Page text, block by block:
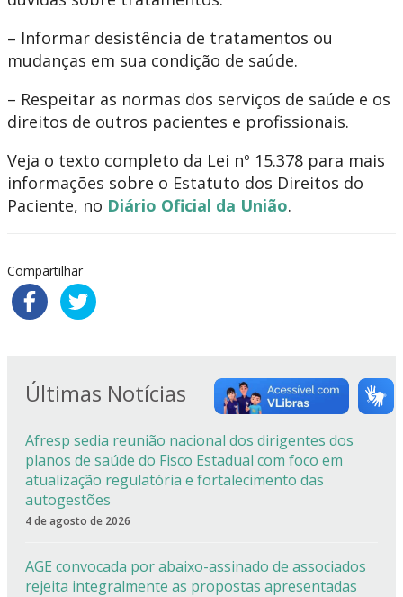
– Informar desistência de tratamentos ou
mudanças em sua condição de saúde. ​
– Respeitar as normas dos serviços de saúde e os
direitos de outros pacientes e profissionais.
Veja o texto completo da Lei nº 15.378 para mais
informações sobre o Estatuto dos Direitos do
Paciente, no Diário Oficial da União.
Compartilhar
Últimas Notícias
Afresp sedia reunião nacional dos dirigentes dos
planos de saúde do Fisco Estadual com foco em
atualização regulatória e fortalecimento das
autogestões
4 de agosto de 2026
AGE convocada por abaixo-assinado de associados
rejeita integralmente as propostas apresentadas